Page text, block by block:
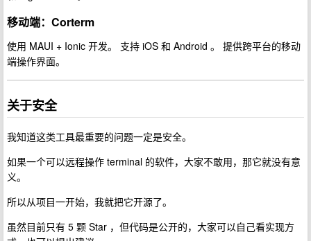
移动端：Corterm
使用 MAUI + Ionic 开发。 支持 iOS 和 Android 。 提供跨平台的移动
端操作界面。
关于安全
我知道这类工具最重要的问题一定是安全。
如果一个可以远程操作 terminal 的软件，大家不敢用，那它就没有意
义。
所以从项目一开始，我就把它开源了。
虽然目前只有 5 颗 Star ，但代码是公开的，大家可以自己看实现方